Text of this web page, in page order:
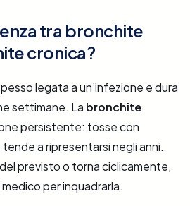
tra bronchite
cronica?
legata a un’infezione e dura
settimane. La bronchite
persistente: tosse con
a ripresentarsi negli anni.
previsto o torna ciclicamente,
per inquadrarla.